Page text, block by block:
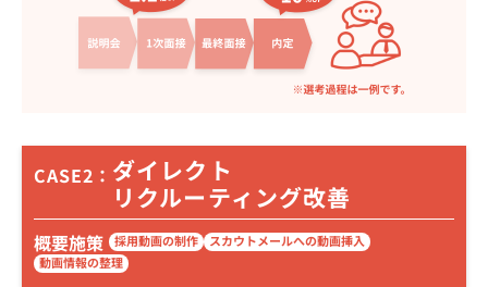
CASE2： ダイレクト
リクルーティング改善
概要施策 採用動画の制作
スカウトメールへの動画挿入
動画情報の整理